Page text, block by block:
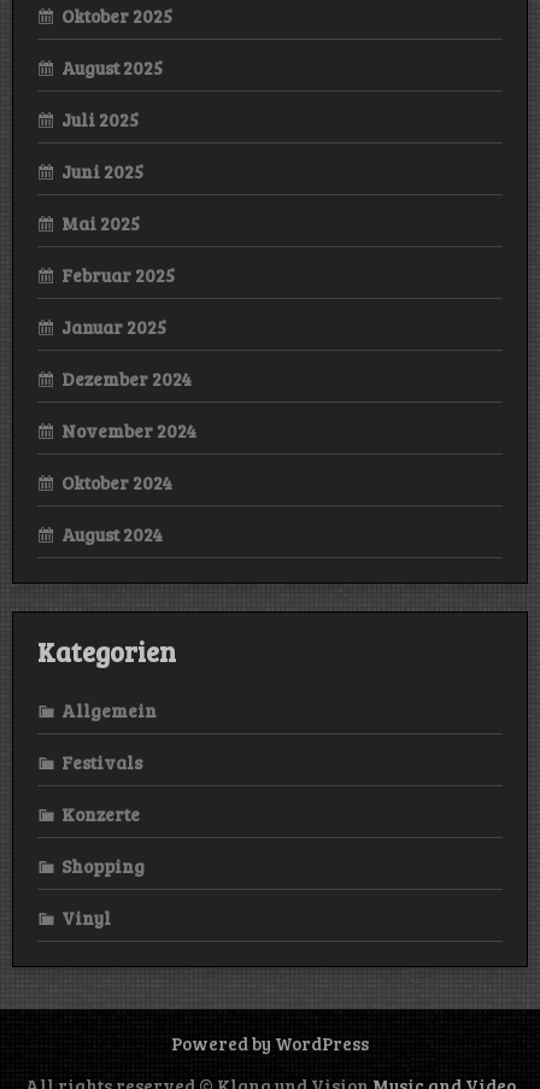
Oktober 2025
August 2025
Juli 2025
Juni 2025
Mai 2025
Februar 2025
Januar 2025
Dezember 2024
November 2024
Oktober 2024
August 2024
Kategorien
Allgemein
Festivals
Konzerte
Shopping
Vinyl
Powered by WordPress